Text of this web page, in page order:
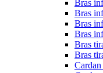
Bras
Bras
Bras
Bras
Bras
Bras